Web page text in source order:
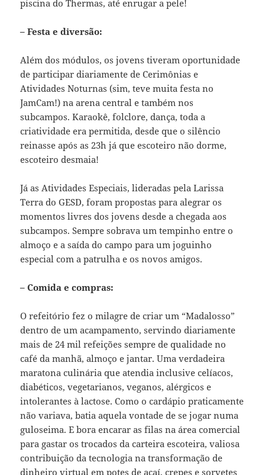
piscina do Thermas, até enrugar a pele!
– Festa e diversão:
Além dos módulos, os jovens tiveram oportunidade
de participar diariamente de Cerimônias e
Atividades Noturnas (sim, teve muita festa no
JamCam!) na arena central e também nos
subcampos. Karaokê, folclore, dança, toda a
criatividade era permitida, desde que o silêncio
reinasse após as 23h já que escoteiro não dorme,
escoteiro desmaia!
Já as Atividades Especiais, lideradas pela Larissa
Terra do GESD, foram propostas para alegrar os
momentos livres dos jovens desde a chegada aos
subcampos. Sempre sobrava um tempinho entre o
almoço e a saída do campo para um joguinho
especial com a patrulha e os novos amigos.
– Comida e compras:
O refeitório fez o milagre de criar um “Madalosso”
dentro de um acampamento, servindo diariamente
mais de 24 mil refeições sempre de qualidade no
café da manhã, almoço e jantar. Uma verdadeira
maratona culinária que atendia inclusive celíacos,
diabéticos, vegetarianos, veganos, alérgicos e
intolerantes à lactose. Como o cardápio praticamente
não variava, batia aquela vontade de se jogar numa
guloseima. E bora encarar as filas na área comercial
para gastar os trocados da carteira escoteira, valiosa
contribuição da tecnologia na transformação de
dinheiro virtual em potes de açaí, crepes e sorvetes